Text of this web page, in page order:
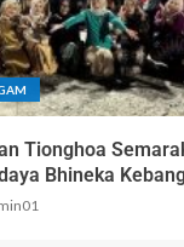
Tionghoa
Bhineka